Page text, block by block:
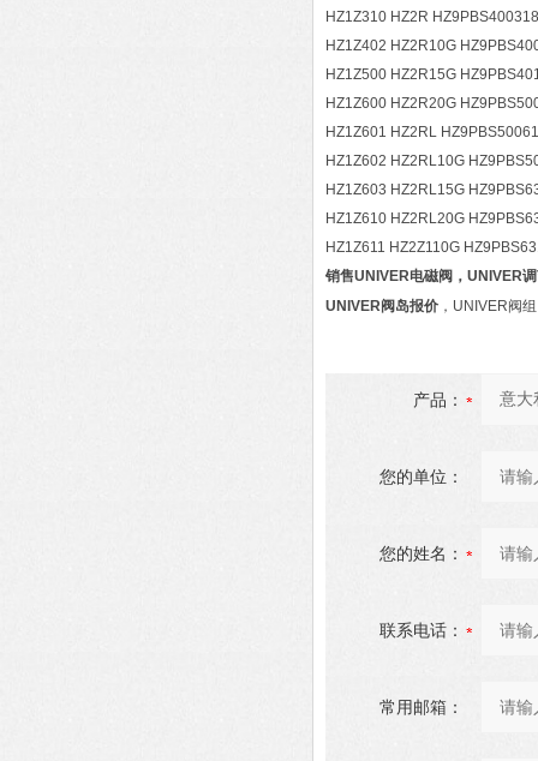
HZ1Z310 HZ2R
HZ1Z402 HZ2R10G
HZ1Z500 HZ2R15G
HZ1Z600 HZ2R20G
HZ1Z601 HZ2RL
HZ1Z602 HZ2RL10G
HZ1Z603 HZ2RL15G
HZ1Z610 HZ2RL20G
HZ1Z611 HZ2Z110G
销售UNIVER电磁阀，UNIVER
UNIVER阀岛报价 ，UNIVER阀
产品：
您的单位：
您的姓名：
联系电话：
常用邮箱：